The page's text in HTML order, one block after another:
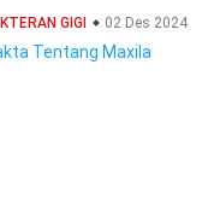
GIGI 02 Des 2024
Tentang Maxila